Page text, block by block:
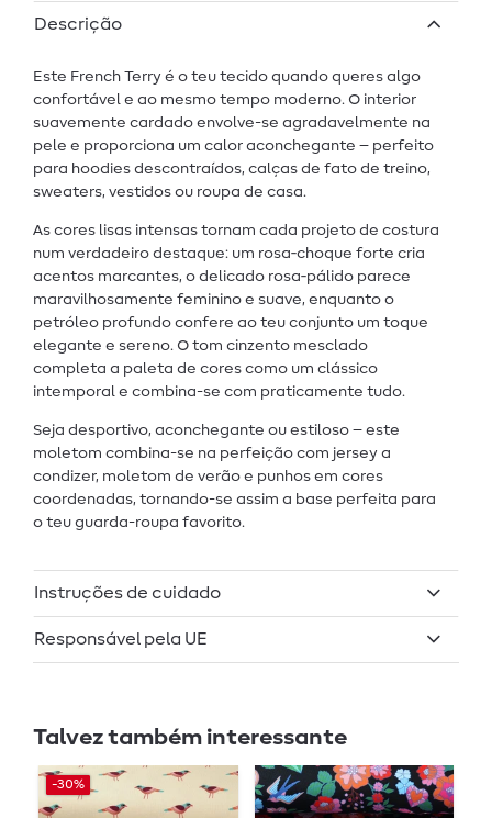
Descrição
Este French Terry é o teu tecido quando queres algo
confortável e ao mesmo tempo moderno. O interior
suavemente cardado envolve-se agradavelmente na
pele e proporciona um calor aconchegante – perfeito
para hoodies descontraídos, calças de fato de treino,
sweaters, vestidos ou roupa de casa.
As cores lisas intensas tornam cada projeto de costura
num verdadeiro destaque: um rosa‑choque forte cria
acentos marcantes, o delicado rosa‑pálido parece
maravilhosamente feminino e suave, enquanto o
petróleo profundo confere ao teu conjunto um toque
elegante e sereno. O tom cinzento mesclado
completa a paleta de cores como um clássico
intemporal e combina-se com praticamente tudo.
Seja desportivo, aconchegante ou estiloso – este
moletom combina-se na perfeição com jersey a
condizer, moletom de verão e punhos em cores
coordenadas, tornando-se assim a base perfeita para
o teu guarda-roupa favorito.
Instruções de cuidado
Responsável pela UE
Talvez também interessante
-30%